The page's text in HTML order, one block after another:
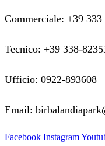
Commerciale: +39 333
Tecnico: +39 338-
Ufficio: 0922-893608
Email:
Facebook Instagram